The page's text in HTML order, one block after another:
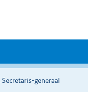
Secretaris-generaal